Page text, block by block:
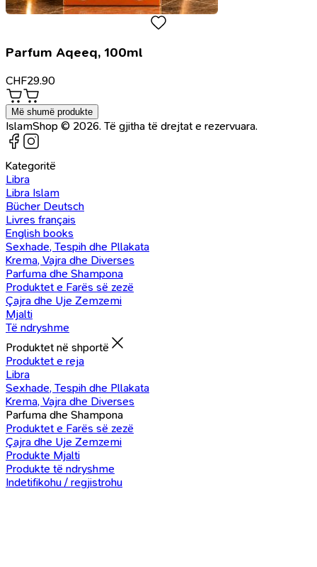
Parfum Aqeeq, 100ml
CHF29.90
Më shumë produkte
IslamShop © 2026. Të gjitha të drejtat e rezervuara.
Kategoritë
Libra
Libra Islam
Bücher Deutsch
Livres français
English books
Sexhade, Tespih dhe Pllakata
Krema, Vajra dhe Diverses
Parfuma dhe Shampona
Produktet e Farës së zezë
Çajra dhe Uje Zemzemi
Mjalti
Të ndryshme
Produktet në shportë
Produktet e reja
Libra
Sexhade, Tespih dhe Pllakata
Krema, Vajra dhe Diverses
Parfuma dhe Shampona
Produktet e Farës së zezë
Çajra dhe Uje Zemzemi
Produkte Mjalti
Produkte të ndryshme
Indetifikohu / regjistrohu